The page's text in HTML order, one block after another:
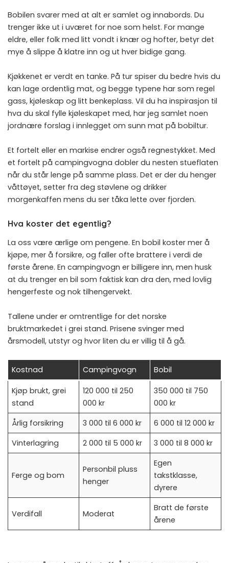
Bobilen svarer med at alt er samlet og innabords. Du
trenger ikke ut i uværet for noe som helst. For mange
eldre, eller folk med litt vondt i knær og hofter, betyr det
mye å slippe å klatre inn og ut hver bidige gang.
Kjøkkenet er verdt en tanke. På tur spiser du bedre hvis du
kan lage ordentlig mat, og begge typene har som regel
gass, kjøleskap og litt benkeplass. Vil du ha inspirasjon til
hva du skal fylle kjøleskapet med, har jeg samlet noen
jordnære forslag i innlegget om sunn mat på bobiltur.
Et fortelt eller en markise endrer også regnestykket. Med
et fortelt på campingvogna dobler du nesten stueflaten
når du står lenge på samme plass. Det er der du henger
våttøyet, setter fra deg støvlene og drikker
morgenkaffen mens du ser tåka lette over fjorden.
Hva koster det egentlig?
La oss være ærlige om pengene. En bobil koster mer å
kjøpe, mer å forsikre, og faller ofte brattere i verdi de
første årene. En campingvogn er billigere inn, men husk
at du trenger en bil som faktisk kan dra den, med lovlig
hengerfeste og nok tilhengervekt.
Tallene under er omtrentlige for det norske
bruktmarkedet i grei stand. Prisene svinger med
årsmodell, utstyr og hvor liten du er villig til å gå.
Kostnad Campingvogn Bobil
Kjøp brukt, grei
stand
120 000 til 250
000 kr
350 000 til 750
000 kr
Årlig forsikring
3 000 til 6 000 kr
6 000 til 12 000 kr
Vinterlagring
2 000 til 5 000 kr 3 000 til 8 000 kr
Ferge og bom
Personbil pluss
henger
Egen
takstklasse,
dyrere
Verdifall Moderat
Bratt de første
årene